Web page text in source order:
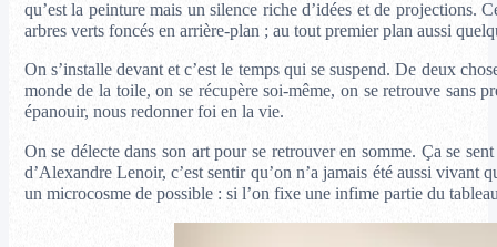
qu’est la peinture mais un silence riche d’idées et de projections.
arbres verts foncés en arrière-plan ; au tout premier plan aussi
On s’installe devant et c’est le temps qui se suspend. De deux
monde de la toile, on se récupère soi-même, on se retrouve sans
épanouir, nous redonner foi en la vie.
On se délecte dans son art pour se retrouver en somme. Ça se
d’Alexandre Lenoir, c’est sentir qu’on n’a jamais été aussi
un microcosme de possible : si l’on fixe une infime partie du